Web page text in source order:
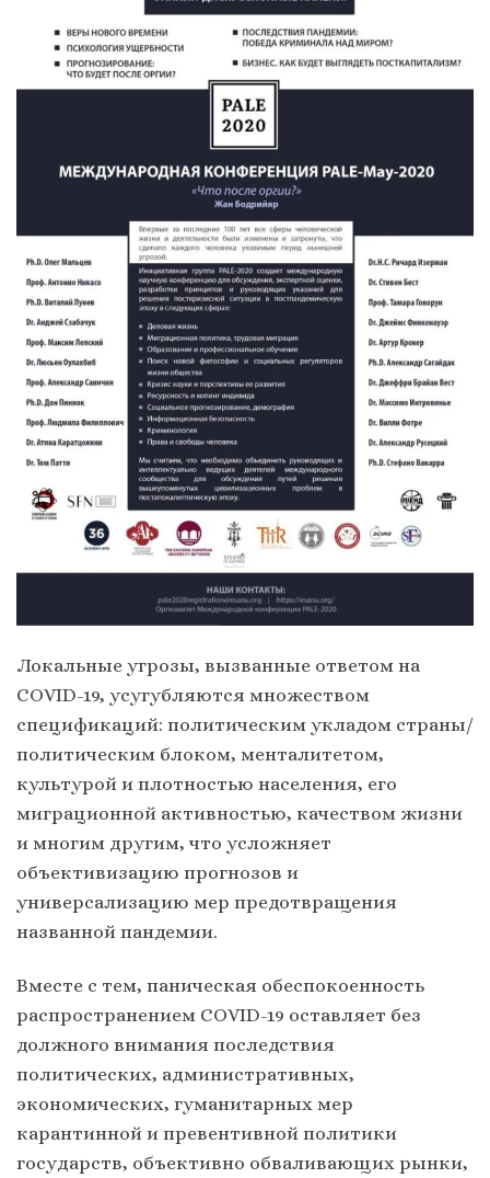
Локальные угрозы, вызванные ответом на
COVID-19, усугубляются множеством
спецификаций: политическим укладом страны/
политическим блоком, менталитетом,
культурой и плотностью населения, его
миграционной активностью, качеством жизни
и многим другим, что усложняет
объективизацию прогнозов и
универсализацию мер предотвращения
названной пандемии.
Вместе с тем, паническая обеспокоенность
распространением COVID-19 оставляет без
должного внимания последствия
политических, административных,
экономических, гуманитарных мер
карантинной и превентивной политики
государств, объективно обваливающих рынки,